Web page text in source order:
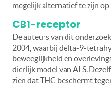
mogelijk alternatief te zijn op
CB1-receptor
De auteurs van dit
2004, waarbij delta-9-
beweeglijkheid en
dierlijk model van ALS.
zien dat THC beschermt